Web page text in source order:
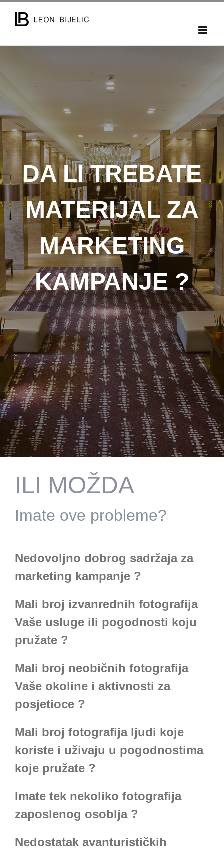
DA LI TREBATE
MATERIJAL ZA
MARKETING
KAMPANJE ?
ILI MOŽDA
Imate ove probleme?
Nedovoljno dobrog sadržaja za
marketing kampanje ?
Mali broj izvanrednih fotografija
Vaše usluge ili pogodnosti koju
pružate ?
Mali broj neobičnih fotografija
Vaše okoline i aktivnosti za
posjetioce ?
Mali broj fotografija ljudi koje
koriste i uživaju u pogodnostima
koje pružate ?
Imate tek nekoliko fotografija
zaposlenog osoblja ?
Nedostatak avanturističkih